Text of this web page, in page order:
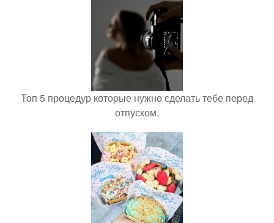
Топ 5 процедур которые нужно сделать тебе перед
отпуском.